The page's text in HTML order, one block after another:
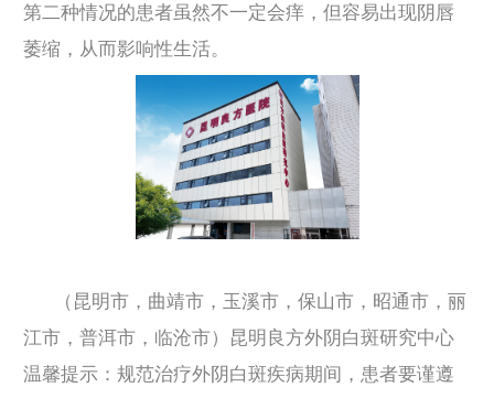
第二种情况的患者虽然不一定会痒，但容易出现阴唇
萎缩，从而影响性生活。
（昆明市，曲靖市，玉溪市，保山市，昭通市，丽
江市，普洱市，临沧市）昆明良方外阴白斑研究中心
温馨提示：规范治疗外阴白斑疾病期间，患者要谨遵